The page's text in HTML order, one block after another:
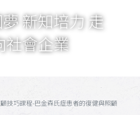
新知培力 走
社會企業
技巧課程-巴金森氏症患者的復健與照顧